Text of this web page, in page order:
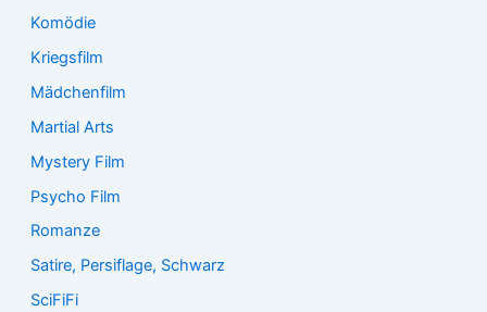
Komödie
Kriegsfilm
Mädchenfilm
Martial Arts
Mystery Film
Psycho Film
Romanze
Satire, Persiflage, Schwarz
SciFiFi